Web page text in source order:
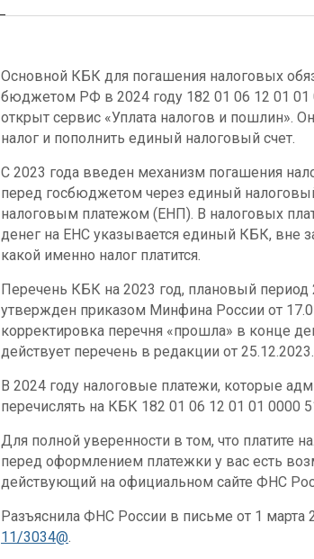
Основной КБК для погашения налоговых
бюджетом РФ в 2024 году 182 01 06 12 01 01
открыт сервис «Уплата налогов и пошлин».
налог и пополнить единый налоговый счет.
С 2023 года введен механизм погашения
перед госбюджетом через единый
налоговым платежом (ЕНП). В налоговых
денег на ЕНС указывается единый КБК, вне
какой именно налог платится.
Перечень КБК на 2023 год, плановый период
утвержден приказом Минфина России от
корректировка перечня «прошла» в конце
действует перечень в редакции от 25.12.2023.
В 2024 году налоговые платежи, которые
перечислять на КБК 182 01 06 12 01 01 0000
Для полной уверенности в том, что платите
перед оформлением платежки у вас есть
действующий на официальном сайте ФНС
Разъяснила ФНС России в письме от 1 марта
11/3034@.